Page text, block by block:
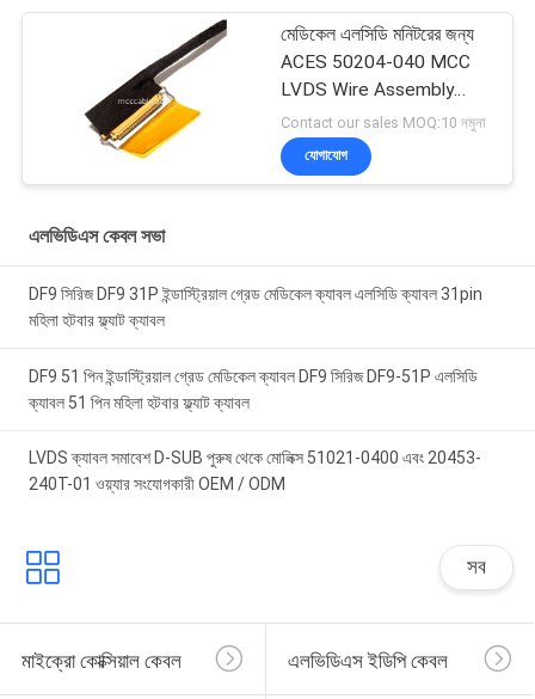
মেডিকেল এলসিডি মনিটরের জন্য
ACES 50204-040 MCC
LVDS Wire Assembly
ISO13485
Contact our sales MOQ:10 নমুনা
যোগাযোগ
এলভিডিএস কেবল সভা
DF9 সিরিজ DF9 31P ইন্ডাস্ট্রিয়াল গ্রেড মেডিকেল ক্যাবল এলসিডি ক্যাবল 31pin
মহিলা হটবার ফ্ল্যাট ক্যাবল
DF9 51 পিন ইন্ডাস্ট্রিয়াল গ্রেড মেডিকেল ক্যাবল DF9 সিরিজ DF9-51P এলসিডি
ক্যাবল 51 পিন মহিলা হটবার ফ্ল্যাট ক্যাবল
LVDS ক্যাবল সমাবেশ D-SUB পুরুষ থেকে মোলিক্স 51021-0400 এবং 20453-
240T-01 ওয়্যার সংযোগকারী OEM / ODM
সব
মাইক্রো কোক্সিয়াল কেবল এলভিডিএস ইডিপি কেবল